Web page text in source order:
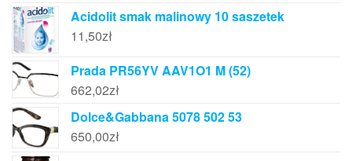
Acidolit smak malinowy 10 saszetek
11,50zł
Prada PR56YV AAV1O1 M (52)
662,02zł
Dolce&Gabbana 5078 502 53
650,00zł